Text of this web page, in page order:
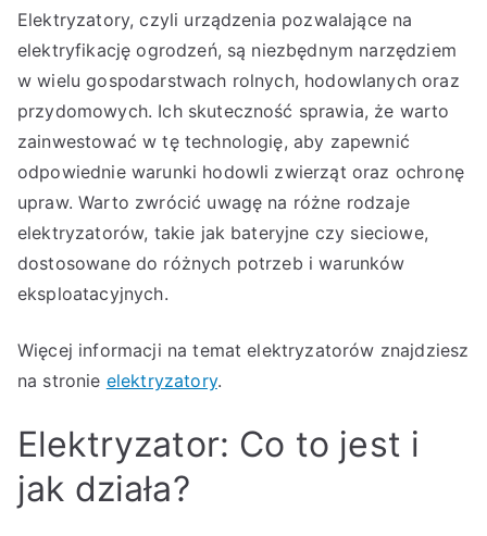
Elektryzatory, czyli urządzenia pozwalające na
elektryfikację ogrodzeń, są niezbędnym narzędziem
w wielu gospodarstwach rolnych, hodowlanych oraz
przydomowych. Ich skuteczność sprawia, że warto
zainwestować w tę technologię, aby zapewnić
odpowiednie warunki hodowli zwierząt oraz ochronę
upraw. Warto zwrócić uwagę na różne rodzaje
elektryzatorów, takie jak bateryjne czy sieciowe,
dostosowane do różnych potrzeb i warunków
eksploatacyjnych.
Więcej informacji na temat elektryzatorów znajdziesz
na stronie elektryzatory.
Elektryzator: Co to jest i
jak działa?